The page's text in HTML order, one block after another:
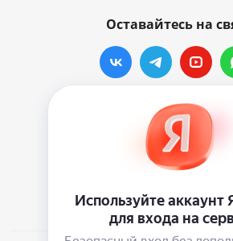
Оставайтесь на
Наши контакты